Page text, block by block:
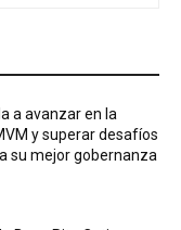
a avanzar en la
y superar desafíos
su mejor gobernanza